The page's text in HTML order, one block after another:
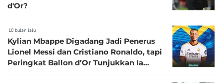
d'Or?
10 bulan lalu
Kylian Mbappe Digadang Jadi Penerus
Lionel Messi dan Cristiano Ronaldo, tapi
Peringkat Ballon d’Or Tunjukkan Ia